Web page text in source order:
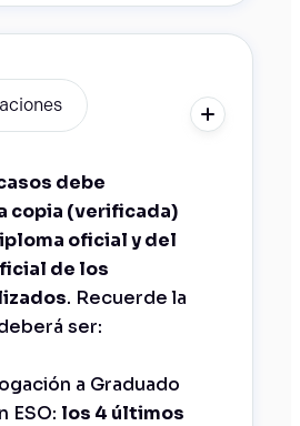
debe
copia (verificada)
oficial y del
de los
. Recuerde la
ser:
a Graduado
ESO: los 4 últimos